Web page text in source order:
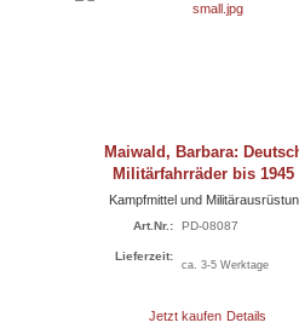
Maiwald, Barbara:
Militärfahrräder bis 1945
Kampfmittel und
Art.Nr.: PD-08087
Lieferzeit:
ca. 3-5 Werktage
Jetzt kaufen Details